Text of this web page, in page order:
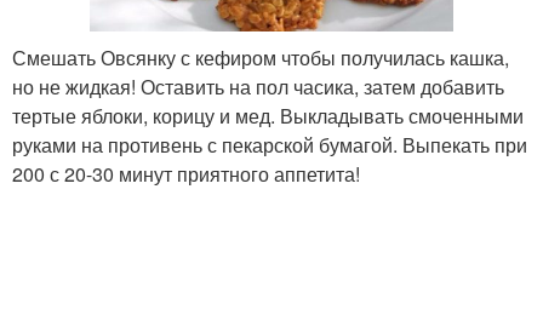
Печение из банана
Смешать Овсянку с кефиром чтобы получилась кашка,
но не жидкая! Оставить на пол часика, затем добавить
тертые яблоки, корицу и мед. Выкладывать смоченными
руками на противень с пекарской бумагой. Выпекать при
200 с 20-30 минут приятного аппетита!